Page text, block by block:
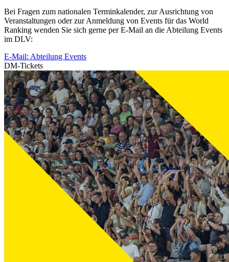
Bei Fragen zum nationalen Terminkalender, zur Ausrichtung von
Veranstaltungen oder zur Anmeldung von Events für das World
Ranking wenden Sie sich gerne per E-Mail an die Abteilung Events
im DLV:
E-Mail: Abteilung Events
DM-Tickets